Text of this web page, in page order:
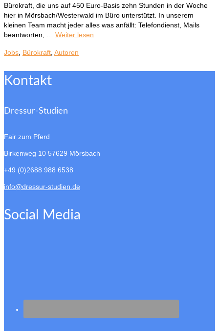
Bürokraft, die uns auf 450 Euro-Basis zehn Stunden in der Woche
hier in Mörsbach/Westerwald im Büro unterstützt. In unserem
kleinen Team macht jeder alles was anfällt: Telefondienst, Mails
beantworten, … Weiter lesen
Jobs Bürokraft Autoren
Kontakt
Dressur-Studien
Fair zum Pferd
Birkenweg 10 57629 Mörsbach
+49 (0)2688 988 6538
info@dressur-studien.de
Social Media